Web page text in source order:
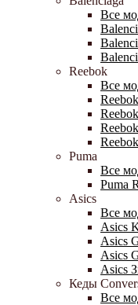
Все
Reebok
Все
Puma
Все
Puma
Asics
Все
Asics
Asics
Asics
Asics
Кеды
Все